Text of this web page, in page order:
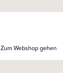
Zum Webshop gehen